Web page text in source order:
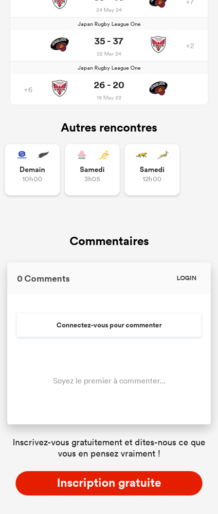
24 May 24
Japan Rugby League One
35 - 37
22 Mar 24
+2
Japan Rugby League One
+6 26 - 20
19 May 23
Autres rencontres
Demain
10h00
Samedi
3h05
Samedi
12h00
Commentaires
0 Comments LOGIN
Connectez-vous pour commenter
Soyez le premier à commenter...
Inscrivez-vous gratuitement et dites-nous ce que
vous en pensez vraiment !
Inscription gratuite